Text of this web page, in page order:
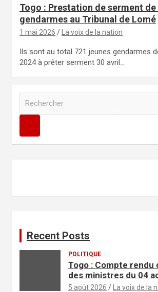
Togo : Prestation de serment de
gendarmes au Tribunal de Lomé
1 mai 2026 La voix de la nation
Ils sont au total 721 jeunes gendarmes
2024 à prêter serment 30 avril…
c
r
Recent Posts
POLITIQUE
Togo : Compte rendu
des ministres du 04
5 août 2026 La voix de la